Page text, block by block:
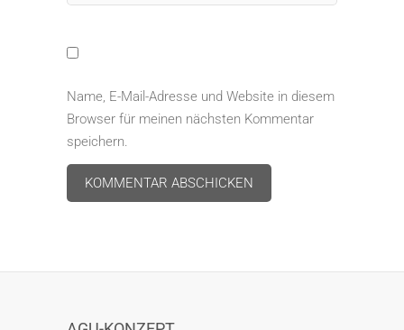
Name, E-Mail-Adresse und Website in diesem
Browser für meinen nächsten Kommentar
speichern.
t
r